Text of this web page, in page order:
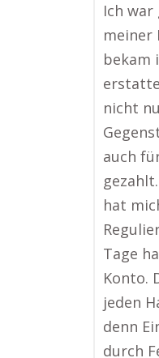
Ich
meiner
bekam
nicht
auch
hat
Tage
Konto.
jeden
denn
durch